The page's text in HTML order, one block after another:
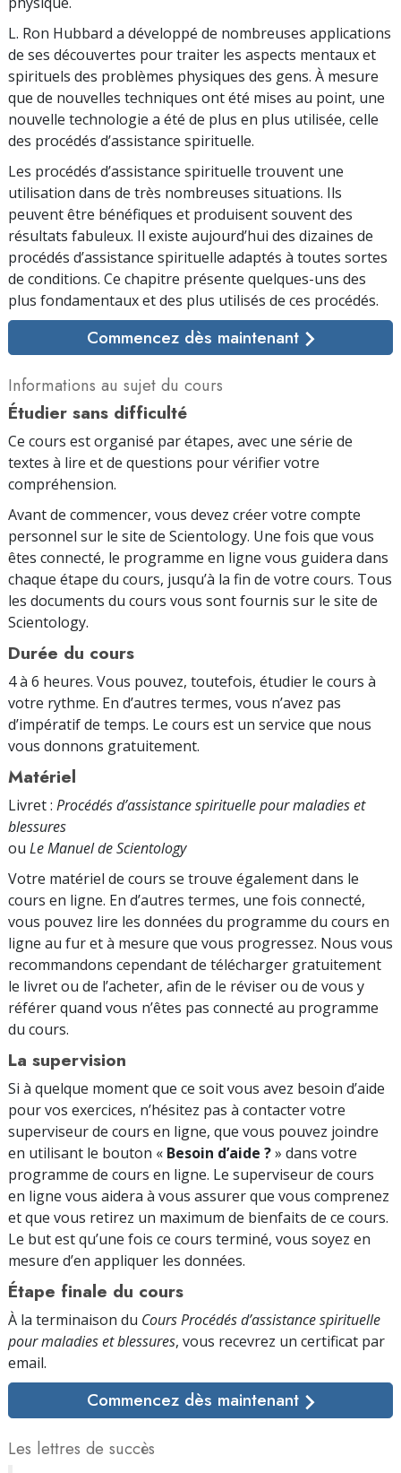
L. Ron Hubbard a développé de nombreuses applications
de ses découvertes pour traiter les aspects mentaux et
spirituels des problèmes physiques des gens. À mesure
que de nouvelles techniques ont été mises au point, une
nouvelle technologie a été de plus en plus utilisée, celle
des procédés d’assistance spirituelle.
Les procédés d’assistance spirituelle trouvent une
utilisation dans de très nombreuses situations. Ils
peuvent être bénéfiques et produisent souvent des
résultats fabuleux. Il existe aujourd’hui des dizaines de
procédés d’assistance spirituelle adaptés à toutes sortes
de conditions. Ce chapitre présente quelques-uns des
plus fondamentaux et des plus utilisés de ces procédés.
Commencez dès maintenant
Informations au sujet du cours
Étudier sans difficulté
Ce cours est organisé par étapes, avec une série de
textes à lire et de questions pour vérifier votre
compréhension.
Avant de commencer, vous devez créer votre compte
personnel sur le site de Scientology. Une fois que vous
êtes connecté, le programme en ligne vous guidera dans
chaque étape du cours, jusqu’à la fin de votre cours. Tous
les documents du cours vous sont fournis sur le site de
Scientology.
Durée du cours
4 à 6 heures. Vous pouvez, toutefois, étudier le cours à
votre rythme. En d’autres termes, vous n’avez pas
d’impératif de temps. Le cours est un service que nous
vous donnons gratuitement.
Matériel
Livret : Procédés d’assistance spirituelle pour maladies et
blessures
ou Le Manuel de Scientology
Votre matériel de cours se trouve également dans le
cours en ligne. En d’autres termes, une fois connecté,
vous pouvez lire les données du programme du cours en
ligne au fur et à mesure que vous progressez. Nous vous
recommandons cependant de télécharger gratuitement
le livret ou de l’acheter, afin de le réviser ou de vous y
référer quand vous n’êtes pas connecté au programme
du cours.
La supervision
Si à quelque moment que ce soit vous avez besoin d’aide
pour vos exercices, n’hésitez pas à contacter votre
superviseur de cours en ligne, que vous pouvez joindre
en utilisant le bouton « Besoin d’aide ?» dans votre
programme de cours en ligne. Le superviseur de cours
en ligne vous aidera à vous assurer que vous comprenez
et que vous retirez un maximum de bienfaits de ce cours.
Le but est qu’une fois ce cours terminé, vous soyez en
mesure d’en appliquer les données.
Étape finale du cours
À la terminaison du Cours Procédés d’assistance spirituelle
pour maladies et blessures, vous recevrez un certificat par
email.
Commencez dès maintenant
Les lettres de succès